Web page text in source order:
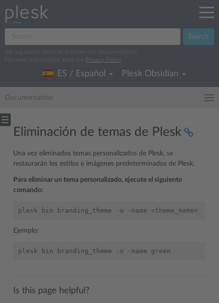
Search
We log search terms to improve our documentation.
For more information, read our
Privacy Policy
ES / Español Plesk Obsidian
Documentation
Eliminación de temas de Plesk
Una vez eliminados temas personalizados de Plesk, se
restaurarán los estilos e imágenes predeterminados de Plesk.
Para eliminar un tema personalizado, ejecute el siguiente
comando:
Ejemplo:
Is this page helpful?